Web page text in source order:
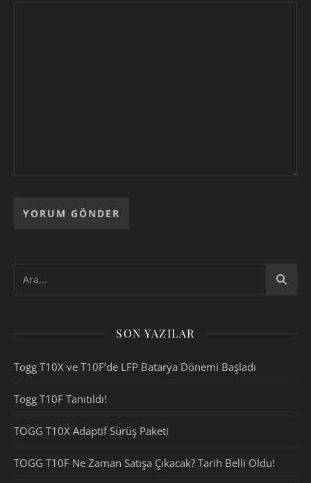
SON YAZILAR
Togg T10X ve T10F’de LFP Batarya Dönemi Başladı
Togg T10F Tanıtıldı!
TOGG T10X Adaptif Sürüş Paketi
TOGG T10F Ne Zaman Satışa Çıkacak? Tarih Belli Oldu!